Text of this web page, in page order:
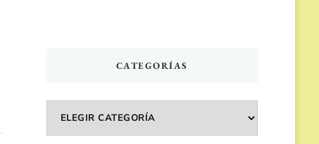
CATEGORÍAS
Categorías